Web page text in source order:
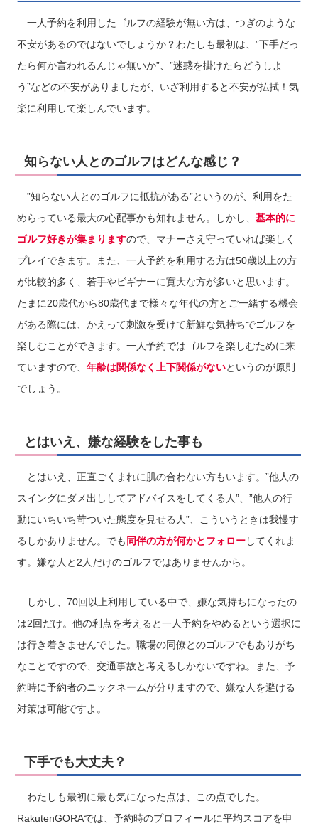
一人予約を利用したゴルフの経験が無い方は、つぎのような
不安があるのではないでしょうか？わたしも最初は、”下手だっ
たら何か言われるんじゃ無いか”、”迷惑を掛けたらどうしよ
う”などの不安がありましたが、いざ利用すると不安が払拭！気
楽に利用して楽しんでいます。
知らない人とのゴルフはどんな感じ？
”知らない人とのゴルフに抵抗がある”というのが、利用をた
めらっている最大の心配事かも知れません。しかし、 基本的に
ゴルフ好きが集まりますので、マナーさえ守っていれば楽しく
プレイできます。また、一人予約を利用する方は50歳以上の方
が比較的多く、若手やビギナーに寛大な方が多いと思います。
たまに20歳代から80歳代まで様々な年代の方とご一緒する機会
がある際には、かえって刺激を受けて新鮮な気持ちでゴルフを
楽しむことができます。一人予約ではゴルフを楽しむために来
ていますので、 年齢は関係なく上下関係がないというのが原則
でしょう。
とはいえ、嫌な経験をした事も
とはいえ、正直ごくまれに肌の合わない方もいます。”他人の
スイングにダメ出ししてアドバイスをしてくる人”、”他人の行
動にいちいち苛ついた態度を見せる人”、こういうときは我慢す
るしかありません。でも 同伴の方が何かとフォローしてくれま
す。嫌な人と2人だけのゴルフではありませんから。
しかし、70回以上利用している中で、嫌な気持ちになったの
は2回だけ。他の利点を考えると一人予約をやめるという選択に
は行き着きませんでした。職場の同僚とのゴルフでもありがち
なことですので、交通事故と考えるしかないですね。また、予
約時に予約者のニックネームが分りますので、嫌な人を避ける
対策は可能ですよ。
下手でも大丈夫？
わたしも最初に最も気になった点は、この点でした。
RakutenGORAでは、予約時のプロフィールに平均スコアを申